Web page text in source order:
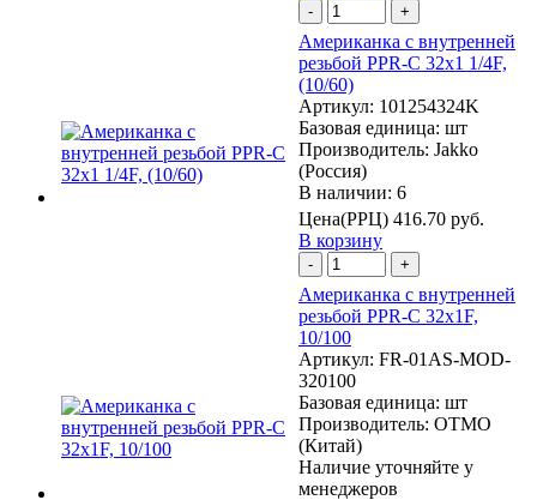
- +
Американка с внутренней
резьбой PPR-C 32х1 1/4F,
(10/60)
Артикул: 101254324K
Базовая единица: шт
Производитель: Jakko
(Россия)
В наличии: 6
Цена(РРЦ) 416.70 руб.
В корзину
- +
Американка с внутренней
резьбой PPR-C 32х1F,
10/100
Артикул: FR-01AS-MOD-
320100
Базовая единица: шт
Производитель: OTMO
(Китай)
Наличие уточняйте у
менеджеров